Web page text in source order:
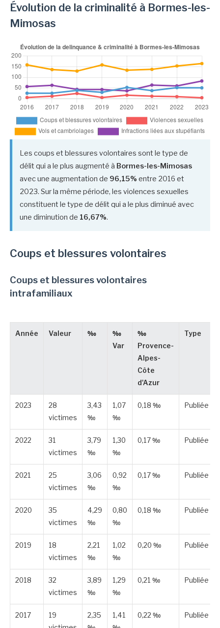
Évolution de la criminalité à Bormes-les-
Mimosas
Les coups et blessures volontaires sont le type de
délit qui a le plus augmenté à Bormes-les-Mimosas
avec une augmentation de 96,15% entre 2016 et
2023. Sur la même période, les violences sexuelles
constituent le type de délit qui a le plus diminué avec
une diminution de 16,67%.
Coups et blessures volontaires
Coups et blessures volontaires
intrafamiliaux
Année Valeur ‰
‰
Var
‰
Provence-
Alpes-
Côte
d'Azur
Type
2023
28
victimes
3,43
‰
1,07
‰
0,18 ‰ Publiée
2022
31
victimes
3,79
‰
1,30
‰
0,17 ‰ Publiée
2021
25
victimes
3,06
‰
0,92
‰
0,17 ‰ Publiée
2020
35
victimes
4,29
‰
0,80
‰
0,18 ‰ Publiée
2019
18
victimes
2,21
‰
1,02
‰
0,20 ‰ Publiée
2018
32
victimes
3,89
‰
1,29
‰
0,21 ‰ Publiée
2017
19
2,35
1,41
0,22 ‰ Publiée